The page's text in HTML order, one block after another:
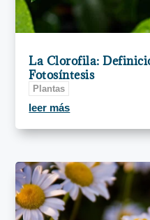
La Clorofila:
Fotosíntesis
Plantas
leer más